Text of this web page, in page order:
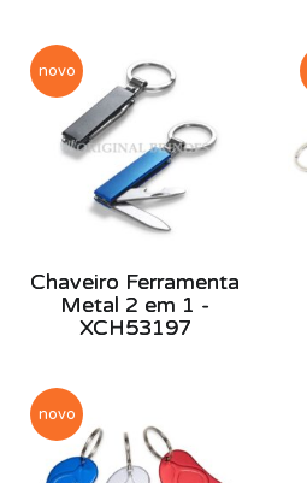
novo
Chaveiro Ferramenta
Metal 2 em 1 -
XCH53197
novo